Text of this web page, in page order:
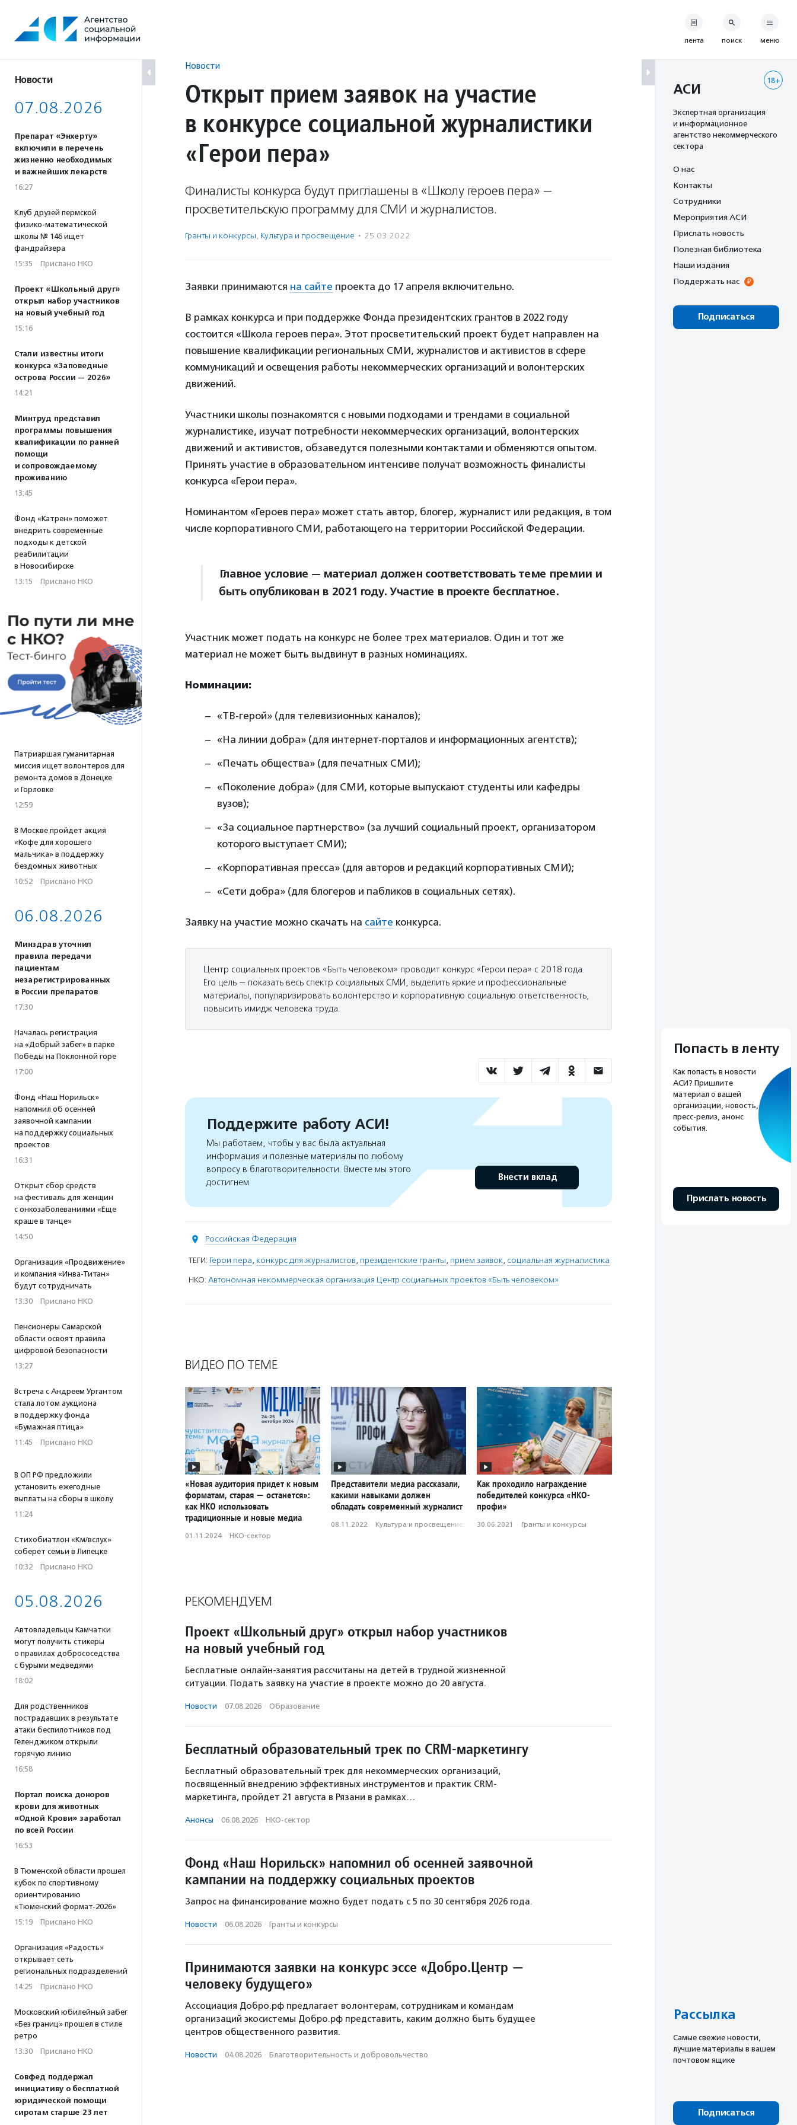
содержанию
Новости
07.08.2026
Препарат «Энхерту»
включили в перечень
жизненно необходимых
и важнейших лекарств
16:27
Клуб друзей пермской
физико-математической
школы № 146 ищет
фандрайзера
15:35 · Прислано НКО
Проект «Школьный друг»
открыл набор участников
на новый учебный год
15:16
Стали известны итоги
конкурса «Заповедные
острова России — 2026»
14:21
Минтруд представил
программы повышения
квалификации по ранней
помощи
и сопровождаемому
проживанию
13:45
Фонд «Катрен» поможет
внедрить современные
подходы к детской
реабилитации
в Новосибирске
13:15 · Прислано НКО
Патриаршая гуманитарная
миссия ищет волонтеров для
ремонта домов в Донецке
и Горловке
12:59
В Москве пройдет акция
«Кофе для хорошего
мальчика» в поддержку
бездомных животных
10:52 · Прислано НКО
06.08.2026
Минздрав уточнил
правила передачи
пациентам
незарегистрированных
в России препаратов
17:30
Началась регистрация
на «Добрый забег» в парке
Победы на Поклонной горе
17:00
Фонд «Наш Норильск»
напомнил об осенней
заявочной кампании
на поддержку социальных
проектов
16:31
Открыт сбор средств
на фестиваль для женщин
с онкозаболеваниями «Еще
краше в танце»
14:50
Организация «Продвижение»
и компания «Инва-Титан»
будут сотрудничать
13:30 · Прислано НКО
Пенсионеры Самарской
области освоят правила
цифровой безопасности
13:27
Встреча с Андреем Ургантом
стала лотом аукциона
в поддержку фонда
«Бумажная птица»
11:45 · Прислано НКО
В ОП РФ предложили
установить ежегодные
выплаты на сборы в школу
11:24
Стихобиатлон «Км/вслух»
соберет семьи в Липецке
10:32 · Прислано НКО
05.08.2026
Автовладельцы Камчатки
могут получить стикеры
о правилах добрососедства
с бурыми медведями
18:02
Для родственников
пострадавших в результате
атаки беспилотников под
Геленджиком открыли
горячую линию
16:58
Портал поиска доноров
крови для животных
«Одной Крови» заработал
по всей России
16:53
В Тюменской области прошел
кубок по спортивному
ориентированию
«Тюменский формат-2026»
15:19 · Прислано НКО
Организация «Радость»
открывает сеть
региональных подразделений
14:25 · Прислано НКО
Московский юбилейный забег
«Без границ» прошел в стиле
ретро
13:30 · Прислано НКО
Совфед поддержал
инициативу о бесплатной
юридической помощи
сиротам старше 23 лет
Новости
Открыт прием заявок на участие
в конкурсе социальной журналистики
«Герои пера»
Финалисты конкурса будут приглашены в «Школу героев пера» —
просветительскую программу для СМИ и журналистов.
Гранты и конкурсы, Культура и просвещение · 25.03.2022
Заявки принимаются на сайте проекта до 17 апреля включительно.
В рамках конкурса и при поддержке Фонда президентских грантов в 2022 году
состоится «Школа героев пера». Этот просветительский проект будет направлен на
повышение квалификации региональных СМИ, журналистов и активистов в сфере
коммуникаций и освещения работы некоммерческих организаций и волонтерских
движений.
Участники школы познакомятся с новыми подходами и трендами в социальной
журналистике, изучат потребности некоммерческих организаций, волонтерских
движений и активистов, обзаведутся полезными контактами и обменяются опытом.
Принять участие в образовательном интенсиве получат возможность финалисты
конкурса «Герои пера».
Номинантом «Героев пера» может стать автор, блогер, журналист или редакция, в том
числе корпоративного СМИ, работающего на территории Российской Федерации.
Главное условие — материал должен соответствовать теме премии и
быть опубликован в 2021 году. Участие в проекте бесплатное.
Участник может подать на конкурс не более трех материалов. Один и тот же
материал не может быть выдвинут в разных номинациях.
Номинации:
«ТВ-герой» (для телевизионных каналов);
«На линии добра» (для интернет-порталов и информационных агентств);
«Печать общества» (для печатных СМИ);
«Поколение добра» (для СМИ, которые выпускают студенты или кафедры
вузов);
«За социальное партнерство» (за лучший социальный проект, организатором
которого выступает СМИ);
«Корпоративная пресса» (для авторов и редакций корпоративных СМИ);
«Сети добра» (для блогеров и пабликов в социальных сетях).
Заявку на участие можно скачать на сайте конкурса.
Центр социальных проектов «Быть человеком» проводит конкурс «Герои пера» с 2018 года.
Его цель — показать весь спектр социальных СМИ, выделить яркие и профессиональные
материалы, популяризировать волонтерство и корпоративную социальную ответственность,
повысить имидж человека труда.
Поддержите работу АСИ!
Мы работаем, чтобы у вас была актуальная
информация и полезные материалы по любому
вопросу в благотворительности. Вместе мы этого
достигнем
Внести вклад
Российская Федерация
ТЕГИ: Герои пера, конкурс для журналистов, президентские гранты, прием заявок, социальная журналистика
НКО: Автономная некоммерческая организация Центр социальных проектов «Быть человеком»
ВИДЕО ПО ТЕМЕ
«Новая аудитория придет к новым
форматам, старая — останется»:
как НКО использовать
традиционные и новые медиа
01.11.2024 · НКО-сектор
Представители медиа рассказали,
какими навыками должен
обладать современный журналист
08.11.2022 · Культура и просвещение
Как проходило награждение
победителей конкурса «НКО-
профи»
30.06.2021 · Гранты и конкурсы
РЕКОМЕНДУЕМ
Проект «Школьный друг» открыл набор участников
на новый учебный год
Бесплатные онлайн-занятия рассчитаны на детей в трудной жизненной
ситуации. Подать заявку на участие в проекте можно до 20 августа.
Новости · 07.08.2026 · Образование
Бесплатный образовательный трек по CRM-маркетингу
Бесплатный образовательный трек для некоммерческих организаций,
посвященный внедрению эффективных инструментов и практик CRM-
маркетинга, пройдет 21 августа в Рязани в рамках…
Анонсы · 06.08.2026 · НКО-сектор
Фонд «Наш Норильск» напомнил об осенней заявочной
кампании на поддержку социальных проектов
Запрос на финансирование можно будет подать с 5 по 30 сентября 2026 года.
Новости · 06.08.2026 · Гранты и конкурсы
Принимаются заявки на конкурс эссе «Добро.Центр —
человеку будущего»
Ассоциация Добро.рф предлагает волонтерам, сотрудникам и командам
организаций экосистемы Добро.рф представить, каким должно быть будущее
центров общественного развития.
Новости · 04.08.2026 · Благотвори­тель­ность и доброволь­чест­во
лента поиск меню
18+
АСИ
Экспертная организация
и информационное
агентство некоммерческого
сектора
О нас
Контакты
Сотрудники
Мероприятия АСИ
Прислать новость
Полезная библиотека
Наши издания
Поддержать нас
Подписаться
Попасть в ленту
Как попасть в новости
АСИ? Пришлите
материал о вашей
организации, новость,
пресс-релиз, анонс
события.
Прислать новость
Рассылка
Cамые свежие новости,
лучшие материалы в вашем
почтовом ящике
Подписаться